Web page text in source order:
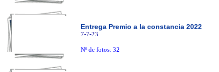
Entrega Premio a la constancia 2022
7-7-23
Nº de fotos: 32